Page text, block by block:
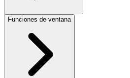
Funciones de ventana